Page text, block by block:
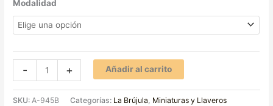
Modalidad
- + Añadir al carrito
SKU:A-945B Categorías: La Brújula, Miniaturas y Llaveros